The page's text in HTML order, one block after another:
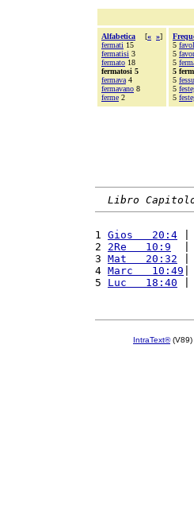
Alfabetica [« »]
fermati 15
fermatisi 3
fermato 18
fermatosi 5
fermava 4
fermavano 8
ferme 2
5
5
5
5
5
5
5
Libro
1 Gios   20:4 |
2 2Re   10:9
|
3 Mat   20:32 |
4 Marc   10:49
5 Luc   18:40 |
IntraText®(V89)